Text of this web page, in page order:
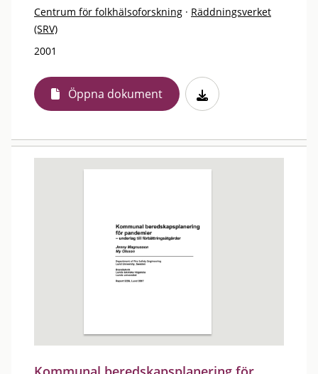
Centrum för folkhälsoforskning · Räddningsverket
(SRV)
2001
Öppna dokument